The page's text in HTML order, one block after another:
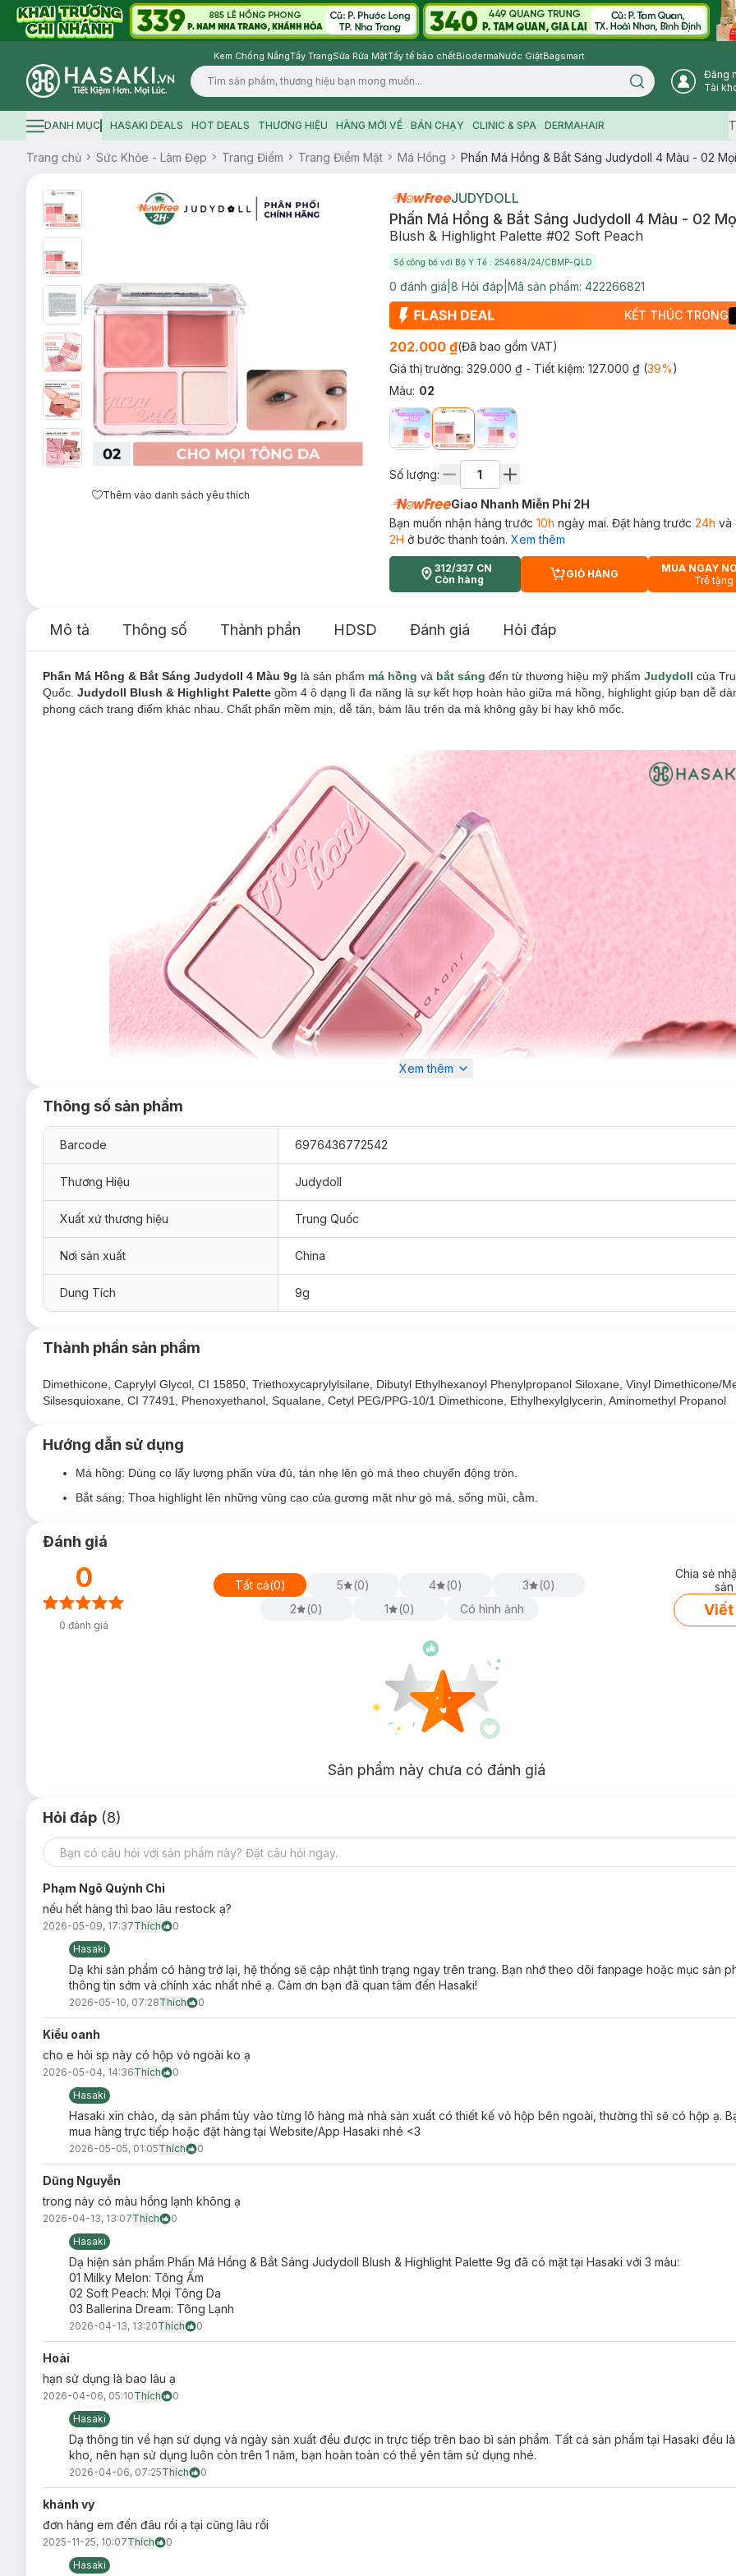
Kem Chống NắngTẩy TrangSữa Rửa MặtTẩy tế bào chếtBiodermaNước GiặtBagsmart
Logo
Search icon
Đăng
Tài
Hamburger icon
DANH MỤC HASAKI DEALS HOT DEALS THƯƠNG HIỆU HÀNG MỚI VỀ BÁN CHẠY CLINIC & SPA DERMAHAIR
Trang chủ Sức Khỏe - Làm Đẹp Trang Điểm Trang Điểm Mặt Má Hồng Phấn Má Hồng & Bắt Sáng Judydoll 4 Màu - 02
Thêm vào danh sách yêu thích
JUDYDOLL
Phấn Má Hồng & Bắt Sáng Judydoll 4 Màu - 02
Blush & Highlight Palette #02 Soft Peach
Số công bố với Bộ Y Tế : 254684/24/CBMP-QLD
0 đánh giá 8 Hỏi đáp Mã sản phẩm: 422266821
KẾT THÚC TRONG
202.000 ₫(Đã bao gồm VAT)
Giá thị trường: 329.000 ₫ - Tiết kiệm: 127.000 ₫(39%)
Màu: 02
Số lượng:
Giao Nhanh Miễn Phí 2H
Bạn muốn nhận hàng trước 10h ngày mai. Đặt hàng trước 24h và
2H ở bước thanh toán. Xem thêm
312/337 CN
Còn hàng
CART PLUS ICON
GIỎ HÀNG
MUA NGAY
Trễ tặng
Mô tả Thông số Thành phần HDSD Đánh giá Hỏi đáp
Phấn Má Hồng & Bắt Sáng Judydoll 4 Màu 9g là sản phẩm má hồng và bắt sáng đến từ thương hiệu mỹ phẩm Judydoll của
Quốc. Judydoll Blush & Highlight Palette gồm 4 ô dạng lì đa năng là sự kết hợp hoàn hảo giữa má hồng, highlight giúp bạn dễ
phong cách trang điểm khác nhau. Chất phấn mềm mịn, dễ tán, bám lâu trên da mà không gây bí hay khô mốc.
Hiện sản phẩm Phấn Má Hồng & Bắt Sáng Judydoll Blush & Highlight Palette 9g
01 Milky Melon: Tông Ấm
02 Soft Peach: Mọi Tông Da
Ưu thế nổi bật:
4 ô màu đa năng kết hợp giữa tông lì và bắt sáng, giúp tạo hiệu ứng má hồng tự nhiên, bắt sáng rạng rỡ và tạo khối nhẹ nhàng.
Chất phấn siêu mịn, kết cấu mỏng nhẹ, dễ tán đều trên da, không gây vón cục.
Bảo quản:
Nơi khô ráo thoáng mát.
Tránh ánh nắng trực tiếp, nơi có nhiệt độ cao hoặc ẩm ướt.
Đậy nắp kín sau khi sử dụng.
Thông số sản phẩm:
Dung tích:
Thương hiệu:
Judydoll
Xuất xứ thương hiệu:
Xem thêm
Thông số sản phẩm
Barcode 6976436772542
Thương Hiệu Judydoll
Xuất xứ thương hiệu Trung Quốc
Nơi sản xuất China
Dung Tích 9g
Thành phần sản phẩm
Dimethicone, Caprylyl Glycol, CI 15850, Triethoxycaprylylsilane, Dibutyl Ethylhexanoyl Phenylpropanol Siloxane, Vinyl Dimethicone/
Silsesquioxane, CI 77491, Phenoxyethanol, Squalane, Cetyl PEG/PPG-10/1 Dimethicone, Ethylhexylglycerin, Aminomethyl Propanol
Hướng dẫn sử dụng
Má hồng: Dùng cọ lấy lượng phấn vừa đủ, tán nhẹ lên gò má theo chuyển động tròn.
Bắt sáng: Thoa highlight lên những vùng cao của gương mặt như gò má, sống mũi, cằm.
Đánh giá
0
0 đánh giá
Tất cả(0) 5 (0) 4 (0) 3 (0)
2
(0) 1 (0) Có hình ảnh
Chia sẻ
Viết
Sản phẩm này chưa có đánh giá
Hỏi đáp (8)
Phạm Ngô Quỳnh Chi
nếu hết hàng thì bao lâu restock ạ?
2026-05-09, 17:37Thích
0
Hasaki
Dạ khi sản phẩm có hàng trở lại, hệ thống sẽ cập nhật tình trạng ngay trên trang. Bạn nhớ theo dõi fanpage hoặc mục sản
thông tin sớm và chính xác nhất nhé ạ. Cảm ơn bạn đã quan tâm đến Hasaki!
2026-05-10, 07:28Thích 0
Kiều oanh
cho e hỏi sp này có hộp vỏ ngoài ko ạ
2026-05-04, 14:36Thích
0
Hasaki
Hasaki xin chào, dạ sản phẩm tùy vào từng lô hàng mà nhà sản xuất có thiết kế vỏ hộp bên ngoài, thường thì sẽ có hộp ạ.
mua hàng trực tiếp hoặc đặt hàng tại Website/App Hasaki nhé <3
2026-05-05, 01:05Thích 0
Dũng Nguyễn
trong này có màu hồng lạnh không ạ
2026-04-13, 13:07Thích
0
Hasaki
Dạ hiện sản phẩm Phấn Má Hồng & Bắt Sáng Judydoll Blush & Highlight Palette 9g đã có mặt tại Hasaki với 3 màu:
01 Milky Melon: Tông Ấm
02 Soft Peach: Mọi Tông Da
03 Ballerina Dream: Tông Lạnh
2026-04-13, 13:20Thích 0
Hoài
hạn sử dụng là bao lâu ạ
2026-04-06, 05:10Thích
0
Hasaki
Dạ thông tin về hạn sử dụng và ngày sản xuất đều được in trực tiếp trên bao bì sản phẩm. Tất cả sản phẩm tại Hasaki đều
kho, nên hạn sử dụng luôn còn trên 1 năm, bạn hoàn toàn có thể yên tâm sử dụng nhé.
2026-04-06, 07:25Thích 0
khánh vy
đơn hàng em đến đâu rồi ạ tại cũng lâu rồi
2025-11-25, 10:07Thích
0
Hasaki